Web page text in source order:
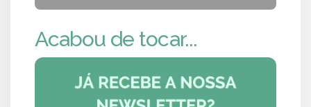
Acabou de tocar...